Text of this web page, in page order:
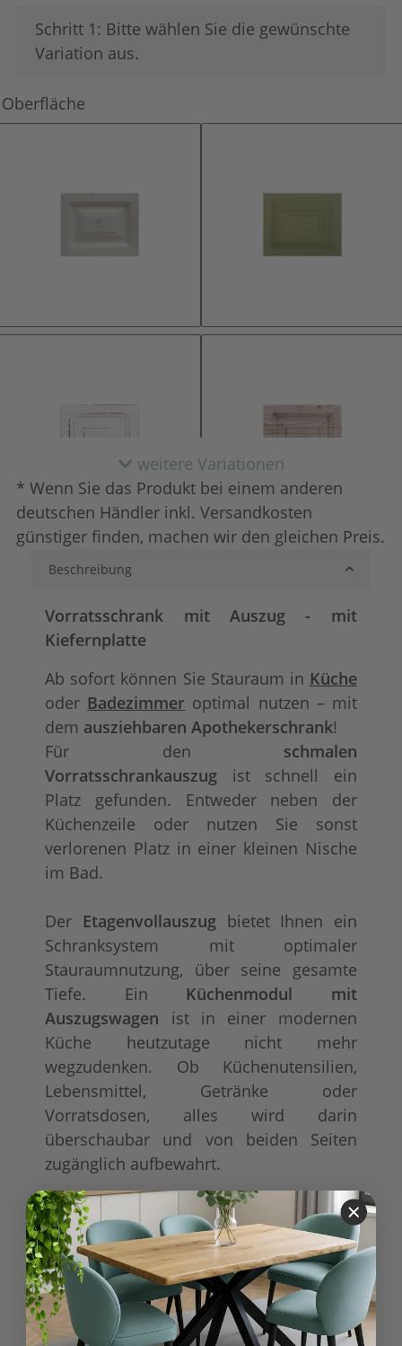
x
Schritt 1: Bitte wählen Sie die gewünschte
Variation aus.
Oberfläche
natur (unlackiert) lackiert
shabby chic / antik looktief gebürstet
+ 184,00 €
Konfigurator alles frei wählbar
+ 50,90 €
weitere Variationen
* Wenn Sie das Produkt bei einem anderen
deutschen Händler inkl. Versandkosten
günstiger finden, machen wir den gleichen Preis.
Beschreibung
Vorratsschrank mit Auszug - mit
Kiefernplatte
Ab sofort können Sie Stauraum in Küche
oder Badezimmer optimal nutzen – mit
dem ausziehbaren Apothekerschrank!
Für den schmalen
Vorratsschrankauszug ist schnell ein
Platz gefunden. Entweder neben der
Küchenzeile oder nutzen Sie sonst
verlorenen Platz in einer kleinen Nische
im Bad.
Der Etagenvollauszugbietet Ihnen ein
Schranksystem mit optimaler
Stauraumnutzung, über seine gesamte
Tiefe. Ein Küchenmodul mit
Auszugswagen ist in einer modernen
Küche heutzutage nicht mehr
wegzudenken. Ob Küchenutensilien,
Lebensmittel, Getränke oder
Vorratsdosen, alles wird darin
überschaubar und von beiden Seiten
zugänglich aufbewahrt.
Im Badezimmer bleiben z.B. Föhn,
Haarbürste oder Make Up Zubehör,
täglich griffbereit und übersichtlich
sortiert, hinter der schönen Holzfront
verborgen. Lassen auch Sie sich von
dem praktischen Ordnungshelfer